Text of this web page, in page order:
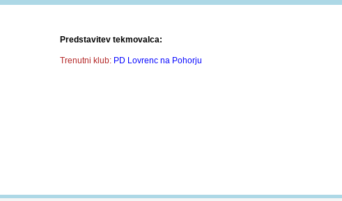
Predstavitev tekmovalca:
Trenutni klub: PD Lovrenc na Pohorju